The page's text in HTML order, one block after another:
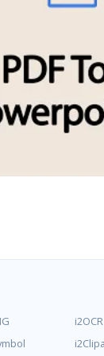
i2OCR